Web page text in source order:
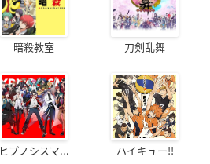
暗殺教室 刀剣乱舞
ヒプノシスマ... ハイキュー!!